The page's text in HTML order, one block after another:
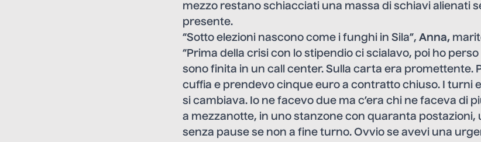
mezzo restano schiacciati una massa di schiavi alienati
presente.
“Sotto elezioni nascono come i funghi in Sila”, Anna,
“Prima della crisi con lo stipendio ci scialavo, poi ho
sono finita in un call center. Sulla carta era promettente.
cuffia e prendevo cinque euro a contratto chiuso. I turni
si cambiava. Io ne facevo due ma c’era chi ne faceva di
a mezzanotte, in uno stanzone con quaranta postazioni,
senza pause se non a fine turno. Ovvio se avevi una